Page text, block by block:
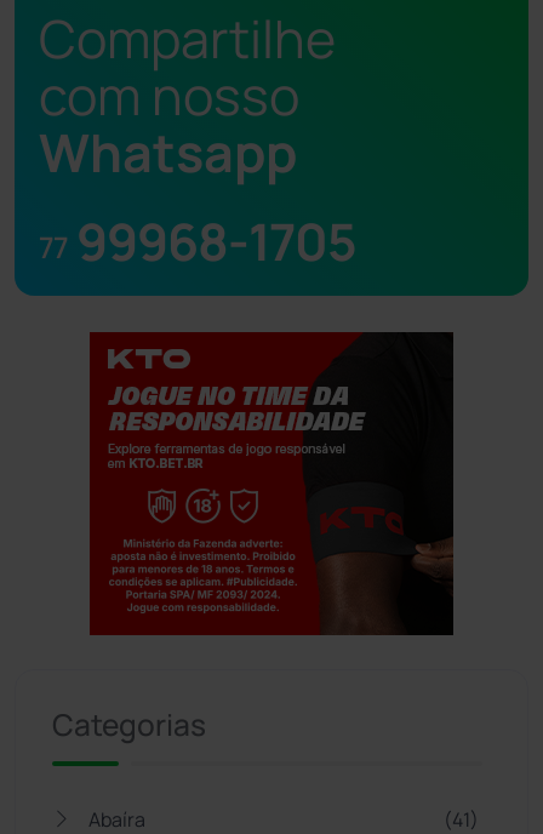
Compartilhe
com nosso
Whatsapp
77 99968-1705
Categorias
Abaíra (41)